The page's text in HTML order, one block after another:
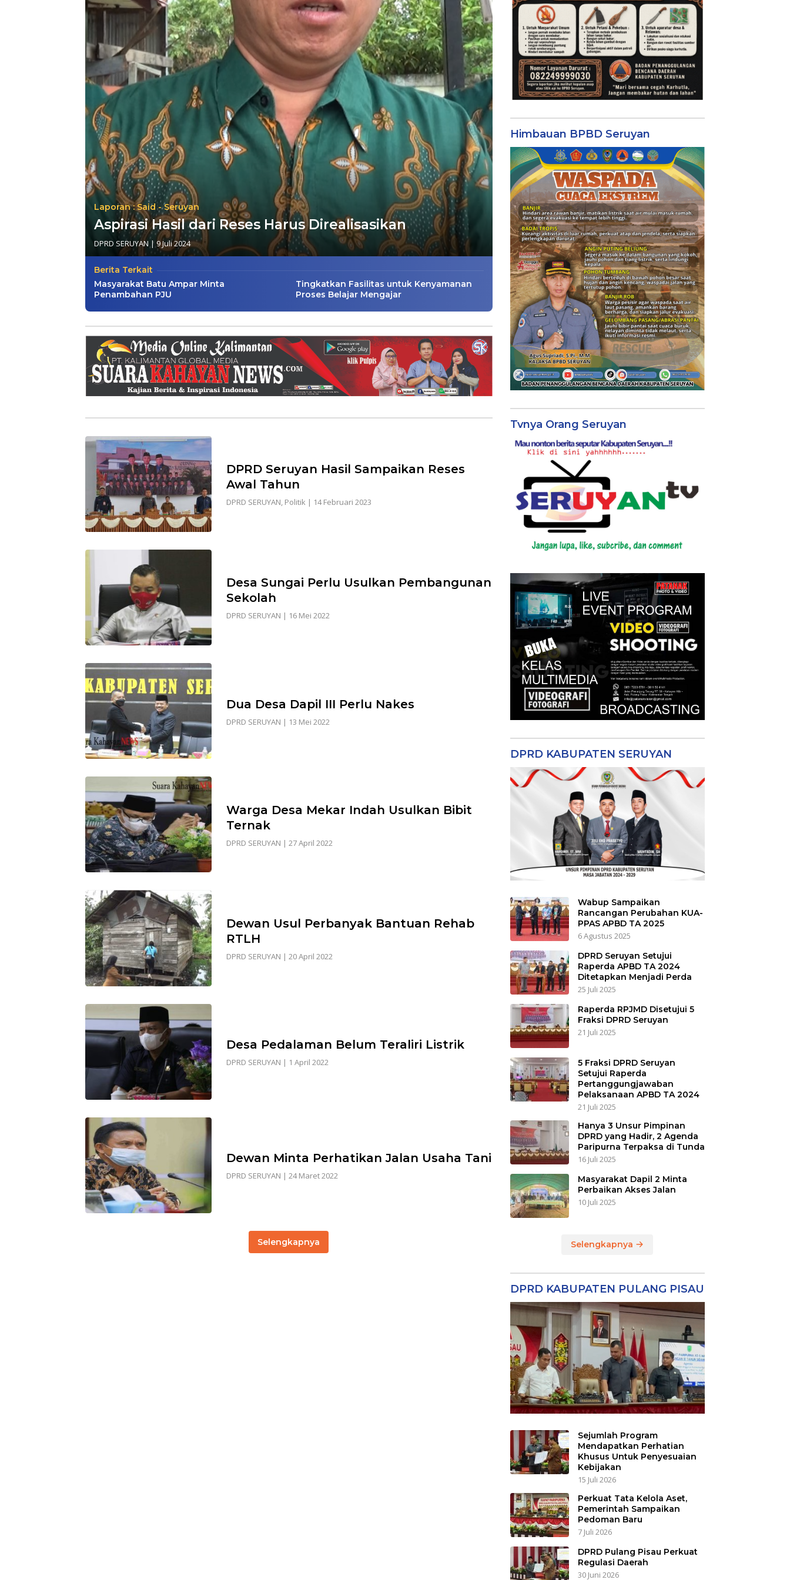
Laporan : Said - Seruyan
Aspirasi Hasil dari Reses Harus Direalisasikan
DPRD SERUYAN | 9 Juli 2024
Berita Terkait
Masyarakat Batu Ampar Minta
Penambahan PJU
Tingkatkan Fasilitas untuk Kenyamanan
Proses Belajar Mengajar
DPRD Seruyan Hasil Sampaikan Reses
Awal Tahun
DPRD SERUYAN, Politik | 14 Februari 2023
Desa Sungai Perlu Usulkan Pembangunan
Sekolah
DPRD SERUYAN | 16 Mei 2022
Dua Desa Dapil III Perlu Nakes
DPRD SERUYAN | 13 Mei 2022
Warga Desa Mekar Indah Usulkan Bibit
Ternak
DPRD SERUYAN | 27 April 2022
Dewan Usul Perbanyak Bantuan Rehab
RTLH
DPRD SERUYAN | 20 April 2022
Desa Pedalaman Belum Teraliri Listrik
DPRD SERUYAN | 1 April 2022
Dewan Minta Perhatikan Jalan Usaha Tani
DPRD SERUYAN | 24 Maret 2022
Selengkapnya
Himbauan BPBD Seruyan
Tvnya Orang Seruyan
DPRD KABUPATEN SERUYAN
Wabup Sampaikan
Rancangan Perubahan KUA-
PPAS APBD TA 2025
6 Agustus 2025
DPRD Seruyan Setujui
Raperda APBD TA 2024
Ditetapkan Menjadi Perda
25 Juli 2025
Raperda RPJMD Disetujui 5
Fraksi DPRD Seruyan
21 Juli 2025
5 Fraksi DPRD Seruyan
Setujui Raperda
Pertanggungjawaban
Pelaksanaan APBD TA 2024
21 Juli 2025
Hanya 3 Unsur Pimpinan
DPRD yang Hadir, 2 Agenda
Paripurna Terpaksa di Tunda
16 Juli 2025
Masyarakat Dapil 2 Minta
Perbaikan Akses Jalan
10 Juli 2025
Selengkapnya
DPRD KABUPATEN PULANG PISAU
Sejumlah Program
Mendapatkan Perhatian
Khusus Untuk Penyesuaian
Kebijakan
15 Juli 2026
Perkuat Tata Kelola Aset,
Pemerintah Sampaikan
Pedoman Baru
7 Juli 2026
DPRD Pulang Pisau Perkuat
Regulasi Daerah
30 Juni 2026